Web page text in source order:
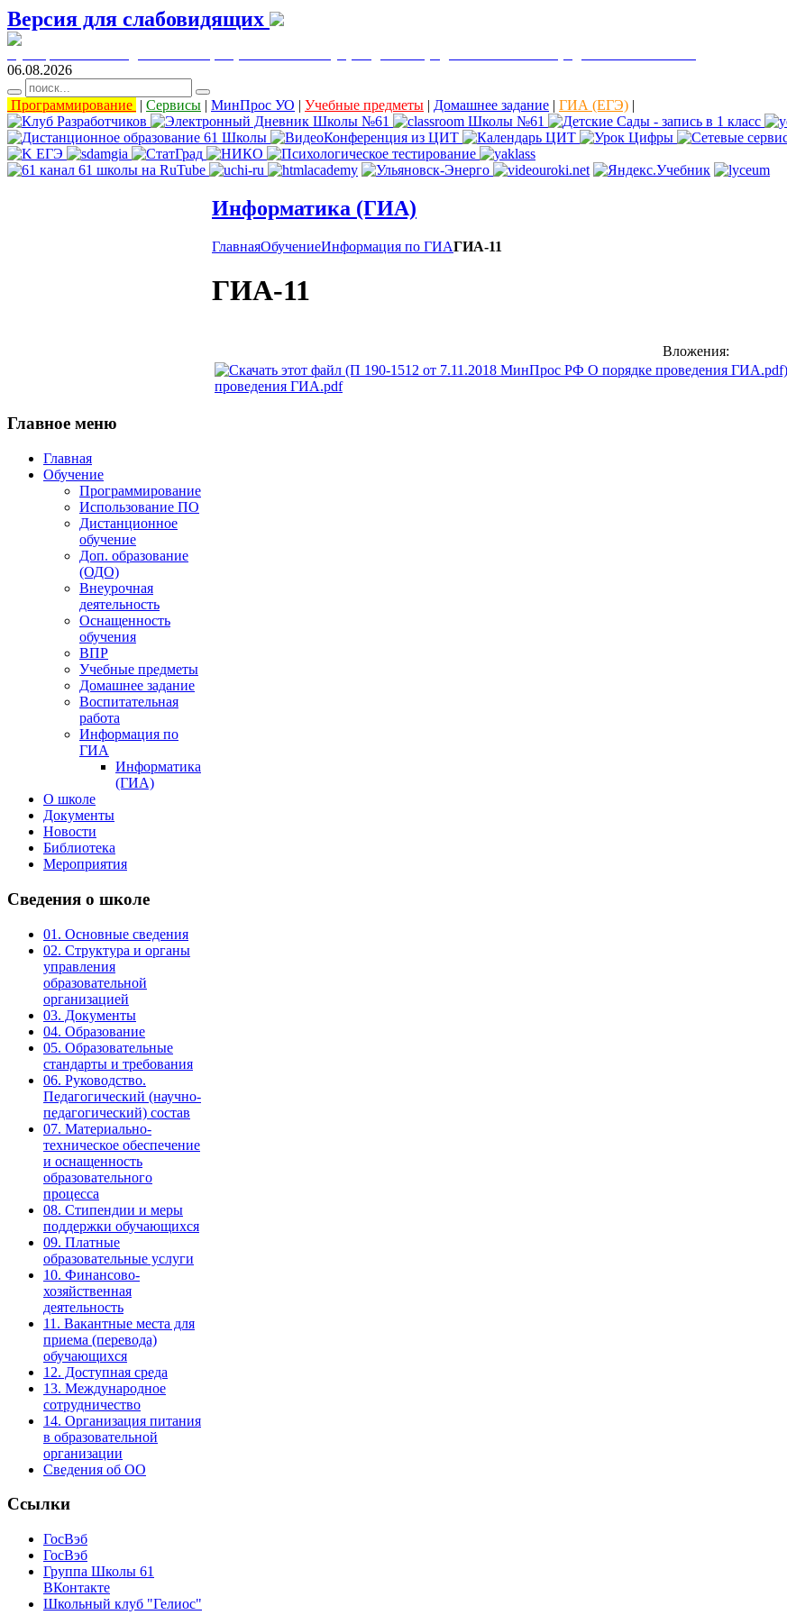
Версия для слабовидящих
06.08.2026
Программирование | Сервисы | МинПрос УО | Учебные предметы | Домашнее задание | ГИА (ЕГЭ) |
Информатика (ГИА)
ГлавнаяОбучениеИнформация по ГИАГИА-11
ГИА-11
Вложения:
проведения ГИА.pdf
Главное меню
Главная
Обучение
Программирование
Использование ПО
Дистанционное
обучение
Доп. образование
(ОДО)
Внеурочная
деятельность
Оснащенность
обучения
ВПР
Учебные предметы
Домашнее задание
Воспитательная
работа
Информация по
ГИА
Информатика
(ГИА)
О школе
Документы
Новости
Библиотека
Мероприятия
Сведения о школе
01. Основные сведения
02. Структура и органы
управления
образовательной
организацией
03. Документы
04. Образование
05. Образовательные
стандарты и требования
06. Руководство.
Педагогический (научно-
педагогический) состав
07. Материально-
техническое обеспечение
и оснащенность
образовательного
процесса
08. Стипендии и меры
поддержки обучающихся
09. Платные
образовательные услуги
10. Финансово-
хозяйственная
деятельность
11. Вакантные места для
приема (перевода)
обучающихся
12. Доступная среда
13. Международное
сотрудничество
14. Организация питания
в образовательной
организации
Сведения об ОО
Ссылки
ГосВэб
ГосВэб
Группа Школы 61
ВКонтакте
Школьный клуб "Гелиос"